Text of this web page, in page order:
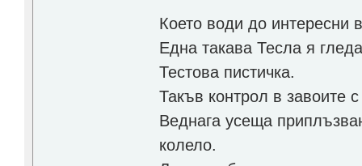
Което води до интересни
Една такава Тесла я
Тестова пистичка.
Такъв контрол в завоите
Веднага усеща
колело.